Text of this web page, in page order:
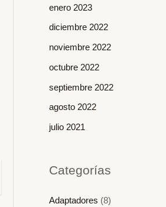
enero 2023
diciembre 2022
noviembre 2022
octubre 2022
septiembre 2022
agosto 2022
julio 2021
Categorías
Adaptadores (8)